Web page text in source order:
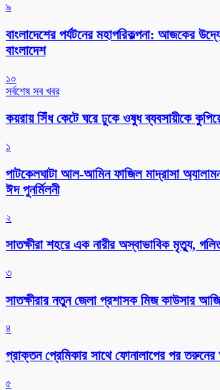
৯
বাংলাদেশের পর্যটনের মহাপরিকল্পনা: আজকের
বাংলাদেশ
১০
সর্বশেষ সব খবর
কয়রায় সিঁধ কেটে ঘরে ঢুকে ওষুধ ব্যবসায়ীকে
১
পাটকেলঘাটা আল-আমিন ফাজিল মাদ্রাসা
ঈদ পুনর্মিলনী
২
সাতক্ষীরা শহরে এক নারীর অস্বাভাবিক মৃত্যু,
৩
সাতক্ষীরার নতুন জেলা প্রশাসক মিজ কাউসার
৪
প্রাক্তন প্রেমিকার সাথে ফোনালাপের পর তরুনের
৫